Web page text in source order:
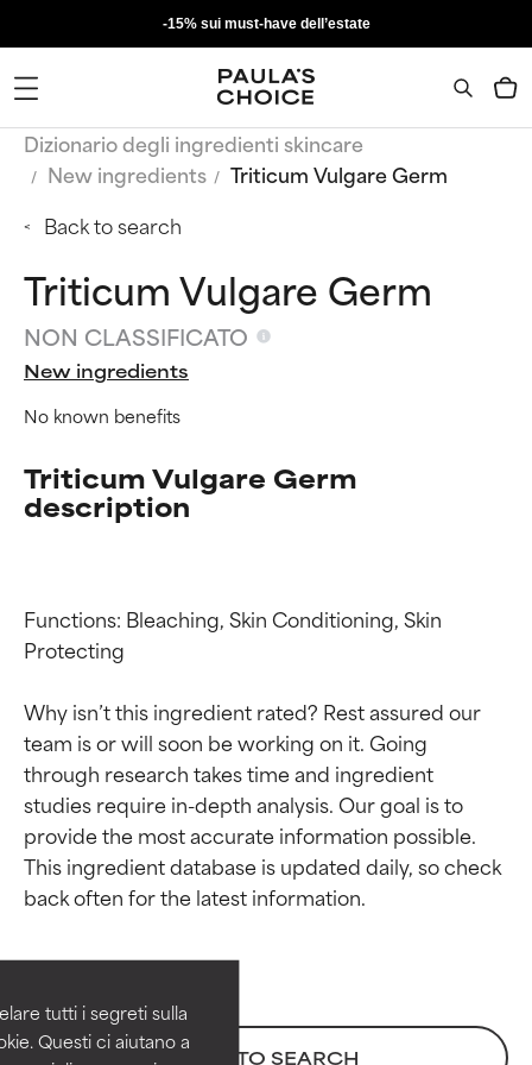
tutti i segreti sulla
Questi ci aiutano a
-15% sui must-have dell’estate
Dizionario degli ingredienti skincare
New ingredients
Triticum Vulgare Germ
Back to search
Triticum Vulgare Germ
NON CLASSIFICATO
New ingredients
No known benefits
Triticum Vulgare Germ
description
Functions: Bleaching, Skin Conditioning, Skin
Protecting
Why isn’t this ingredient rated? Rest assured our
team is or will soon be working on it. Going
through research takes time and ingredient
studies require in-depth analysis. Our goal is to
provide the most accurate information possible.
This ingredient database is updated daily, so check
BACK TO SEARCH
Valutazione degli
ingredienti
Comprovati e sostenuti da studi
indipendenti. Ingrediente attivo
Valutazione degli
ingredienti
Comprovati e sostenuti da studi
indipendenti. Ingrediente attivo